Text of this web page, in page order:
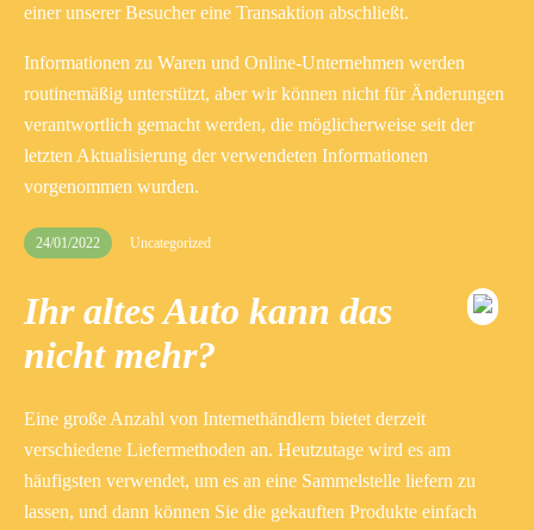
einer unserer Besucher eine Transaktion abschließt.
Informationen zu Waren und Online-Unternehmen werden
routinemäßig unterstützt, aber wir können nicht für Änderungen
verantwortlich gemacht werden, die möglicherweise seit der
letzten Aktualisierung der verwendeten Informationen
vorgenommen wurden.
24/01/2022 Uncategorized
Ihr altes Auto kann das
nicht mehr?
Eine große Anzahl von Internethändlern bietet derzeit
verschiedene Liefermethoden an. Heutzutage wird es am
häufigsten verwendet, um es an eine Sammelstelle liefern zu
lassen, und dann können Sie die gekauften Produkte einfach